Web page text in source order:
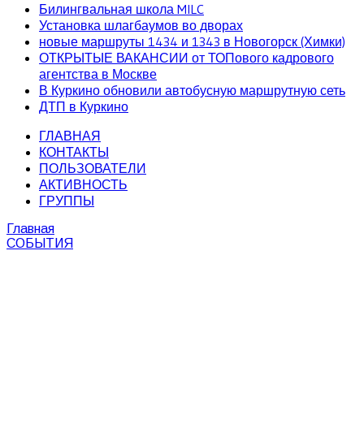
Билингвальная школа MILC
Установка шлагбаумов во дворах
новые маршруты 1434 и 1343 в Новогорск (Химки)
ОТКРЫТЫЕ ВАКАНСИИ от ТОПового кадрового
агентства в Москве
В Куркино обновили автобусную маршрутную сеть
ДТП в Куркино
ГЛАВНАЯ
КОНТАКТЫ
ПОЛЬЗОВАТЕЛИ
АКТИВНОСТЬ
ГРУППЫ
Главная
СОБЫТИЯ